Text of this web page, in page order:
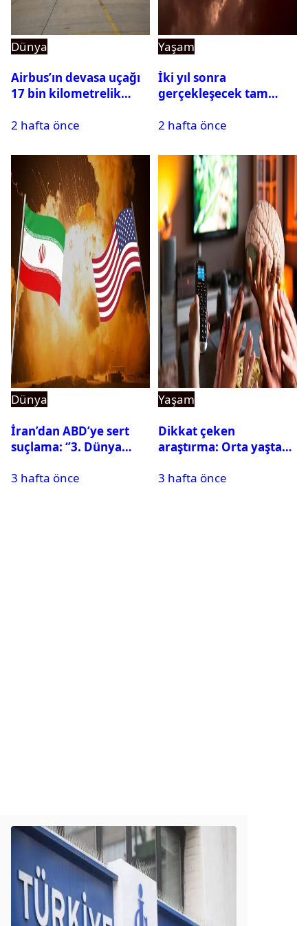
Dünya
Airbus’ın devasa uçağı
17 bin kilometrelik
tamamladı
2 hafta önce
Yaşam
İki yıl sonra
gerçekleşecek tam
oteller şimdiden doldu
2 hafta önce
Dünya
İran’dan ABD’ye sert
suçlama: ‘’3. Dünya
silahları kullandılar’’
3 hafta önce
Yaşam
Dikkat çeken
araştırma: Orta yaşta
beyni küçültebilir
3 hafta önce